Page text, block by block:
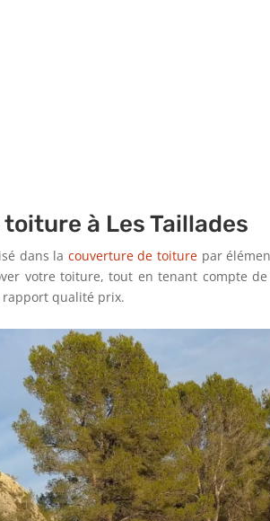
à Les Taillades
dans la couverture de toiture par
votre toiture, tout en tenant compte
rapport qualité prix.